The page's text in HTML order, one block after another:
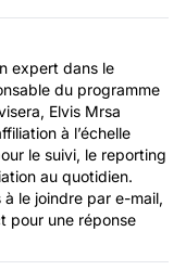
expert dans le
du programme
Elvis Mrsa
à l’échelle
le suivi, le reporting
au quotidien.
à le joindre par e-mail,
pour une réponse